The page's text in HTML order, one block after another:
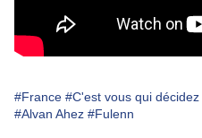
#France #C'est vous qui décidez
#Alvan Ahez #Fulenn